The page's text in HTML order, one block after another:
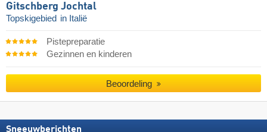
Gitschberg Jochtal
Topskigebied in Italië
Pistepreparatie
Gezinnen en kinderen
Beoordeling
Sneeuwberichten